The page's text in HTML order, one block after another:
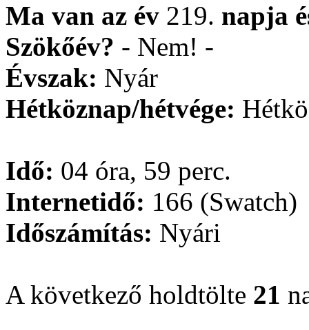
Ma van az év 219. napja
Szökőév? - Nem! -
Évszak: Nyár
Hétköznap/hétvége:
Idő: 04 óra, 59 perc.
Internetidő: 166 (Swatch)
Időszámítás: Nyári
A következő holdtölte 21